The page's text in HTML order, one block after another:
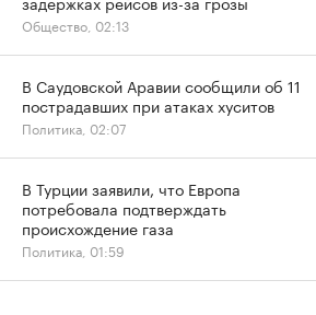
Общество, 02:13
В Саудовской Аравии сообщили об 11
пострадавших при атаках хуситов
Политика, 02:07
В Турции заявили, что Европа
потребовала подтверждать
происхождение газа
Политика, 01:59